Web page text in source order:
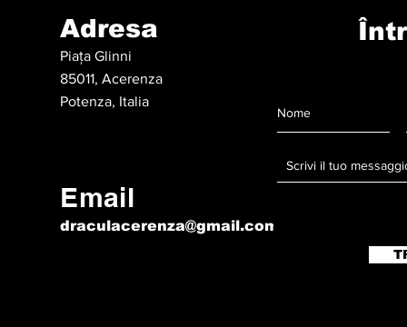
Adresa
Piața Glinni
85011, Acerenza
Potenza, Italia
Email
draculacerenza@gmail.com